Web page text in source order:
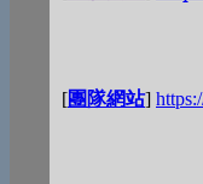
[團隊網站]